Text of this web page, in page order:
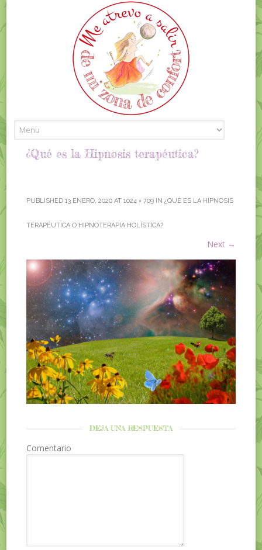
¿Qué es la Hipnosis terapéutica?
PUBLISHED13 ENERO, 2020 AT1024 × 709 IN¿QUÉ ES LA HIPNOSIS
TERAPÉUTICA O HIPNOTERAPIA HOLÍSTICA?
Next →
DEJA UNA RESPUESTA
Comentario